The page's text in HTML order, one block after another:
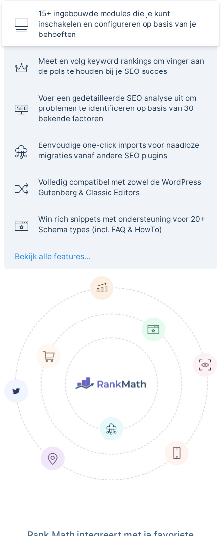
15+ ingebouwde modules die je kunt
inschakelen en configureren op basis van je
behoeften
Meet en volg keyword rankings om vinger aan
de pols te houden bij je SEO succes
Voer een gedetailleerde SEO analyse uit om
problemen te identificeren op basis van 30
bekende factoren
Eenvoudige one-click imports voor naadloze
migraties vanaf andere SEO plugins
Volledig compatibel met zowel de WordPress
Gutenberg & Classic Editors
Win rich snippets met ondersteuning voor 20+
Schema types (incl. FAQ & HowTo)
Bekijk alle features...